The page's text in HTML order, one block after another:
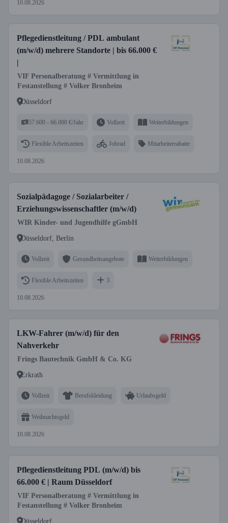
10.08.2026
Pflegedienstleitung / PDL ambulant
(m/w/d) mehrere Standorte | bis 66.000 €
|
VIF Personalberatung # Vermittlung in
Festanstellung # Volker Bronheim
Düsseldorf
57.600 - 66.000 €/Jahr Vollzeit Weiterbildungen
Flexible Arbeitszeiten Jobrad Mitarbeiterrabatte
10.08.2026
Sozialpädagoge / Sozialarbeiter /
Erziehungswissenschaftler (m/w/d)
WIR Kinder- und Jugendhilfe gGmbH
Düsseldorf, Berlin
Vollzeit Gesundheitsangebote Weiterbildungen
Flexible Arbeitszeiten 3
10.08.2026
LKW-Fahrer (m/w/d) für den
Nahverkehr
Frings Bautechnik GmbH & Co. KG
Erkrath
Vollzeit Berufskleidung Urlaubsgeld
Weihnachtsgeld
10.08.2026
Pflegedienstleitung PDL (m/w/d) bis
66.000 € | Raum Düsseldorf
VIF Personalberatung # Vermittlung in
Festanstellung # Volker Bronheim
Düsseldorf